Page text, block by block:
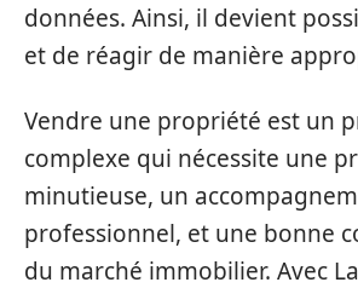
données. Ainsi, il devient
et de réagir de manière
Vendre une propriété est un
complexe qui nécessite une
minutieuse, un
professionnel, et une bonne
du marché immobilier. Avec